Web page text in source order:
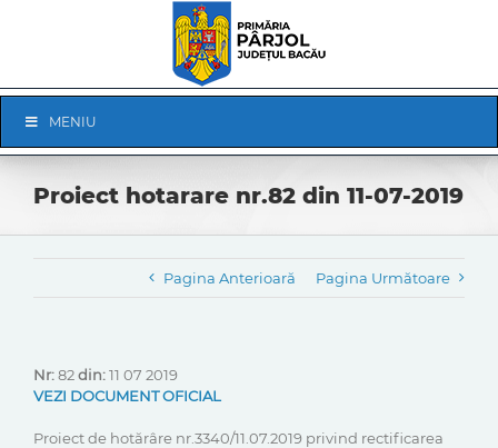
Navigation
MENIU
Proiect hotarare nr.82 din 11-07-2019
Pagina Anterioară Pagina Următoare
Nr:82din:11 07 2019
VEZI DOCUMENT OFICIAL
Proiect de hotărâre nr.3340/11.07.2019 privind rectificarea